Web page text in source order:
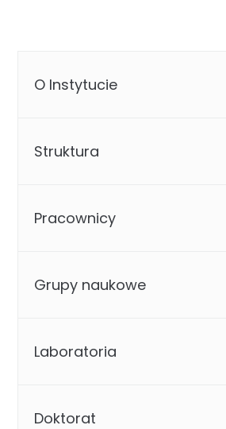
O Instytucie
Struktura
Pracownicy
Grupy naukowe
Laboratoria
Doktorat